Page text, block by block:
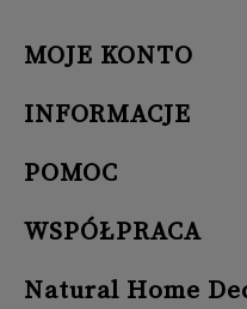
MOJE KONTO
INFORMACJE
POMOC
WSPÓŁPRACA
Natural Home